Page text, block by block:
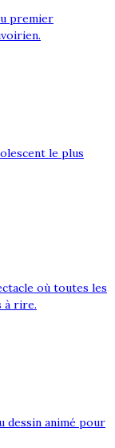
premier
le plus
où toutes les
à rire.
dessin animé pour